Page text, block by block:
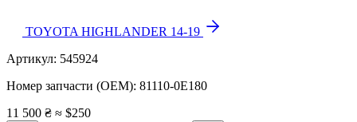
TOYOTA HIGHLANDER 14-19
Артикул: 545924
Номер запчасти (OEM): 81110-0E180
11 500 ₴ ≈ $250